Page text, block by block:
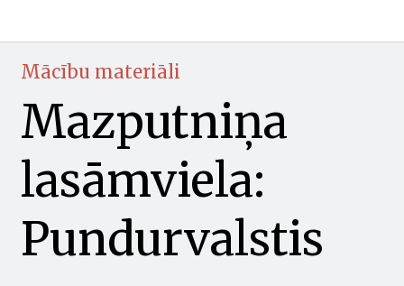
Mācību materiāli
Mazputniņa
lasāmviela:
Pundurvalstis